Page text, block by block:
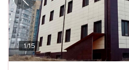
1/15